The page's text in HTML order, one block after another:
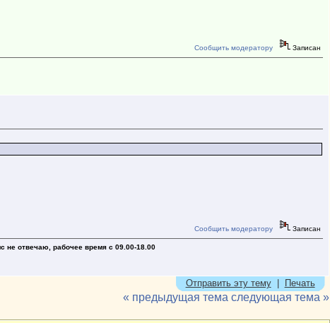
Сообщить модератору Записан
Сообщить модератору Записан
не отвечаю, рабочее время с 09.00-18.00
Отправить эту тему| Печать
« предыдущая тема следующая тема »